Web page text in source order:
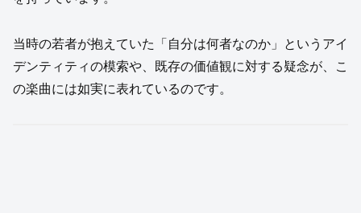
当時の若者が抱えていた「自分は何者なのか」というアイ
デンティティの模索や、既存の価値観に対する疑念が、こ
の楽曲には如実に表れているのです。